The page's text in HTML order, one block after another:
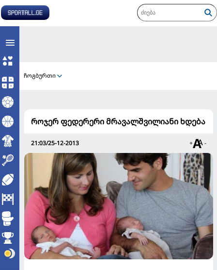
ჩოგბურთი
როჯერ ფედერერი მრავალშვილიანი ხდება
21:03/25-12-2013 + -